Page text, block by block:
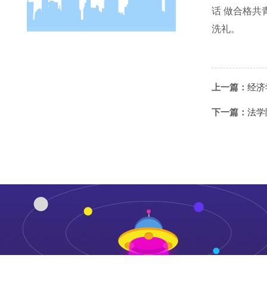
话 做合格共
洗礼。
上一篇： 经
下一篇： 法